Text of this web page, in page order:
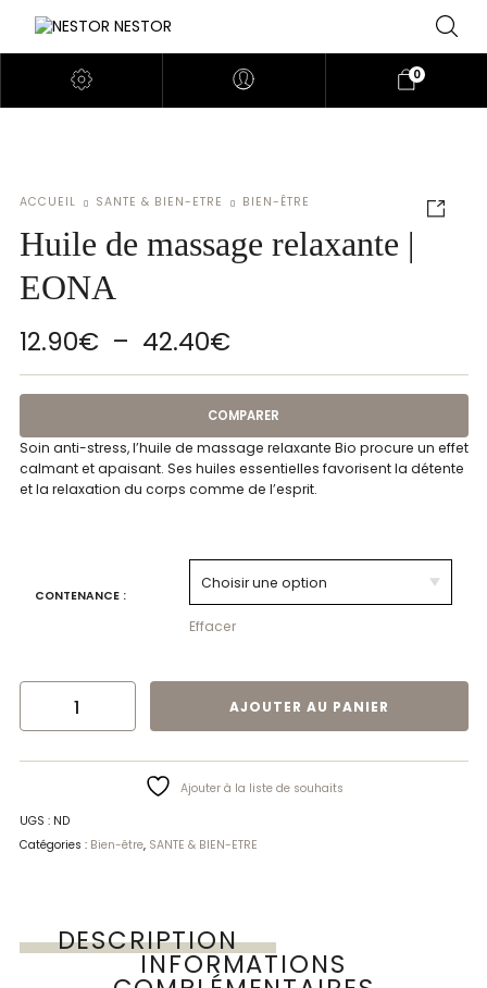
0
ACCUEIL SANTE & BIEN-ETRE BIEN-ÊTRE
Huile de massage relaxante |
EONA
12.90€ – 42.40€Plage de prix :
Soin anti-stress, l’huile de massage relaxante Bio procure un effet
calmant et apaisant. Ses huiles essentielles favorisent la détente
et la relaxation du corps comme de l’esprit.
CONTENANCE :
Effacer
QUANTITÉ DE HUILE DE MASSAGE RELAXANTE | EONA
AJOUTER AU PANIER
Ajouter à la liste de souhaits
COMPARER
UGS : ND
Catégories : Bien-être, SANTE & BIEN-ETRE
DESCRIPTION
INFORMATIONS